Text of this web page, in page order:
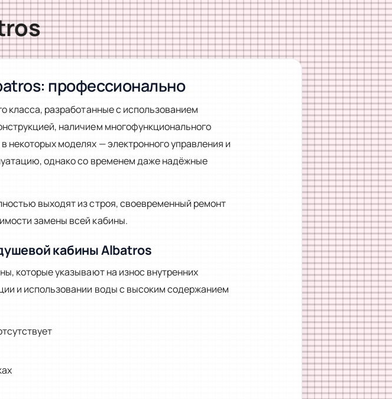
профессионально
класса, разработанные с использованием
наличием многофункционального
моделях — электронного управления и
однако со временем даже надёжные
выходят из строя, своевременный ремонт
замены всей кабины.
кабины Albatros
которые указывают на износ внутренних
и использовании воды с высоким содержанием